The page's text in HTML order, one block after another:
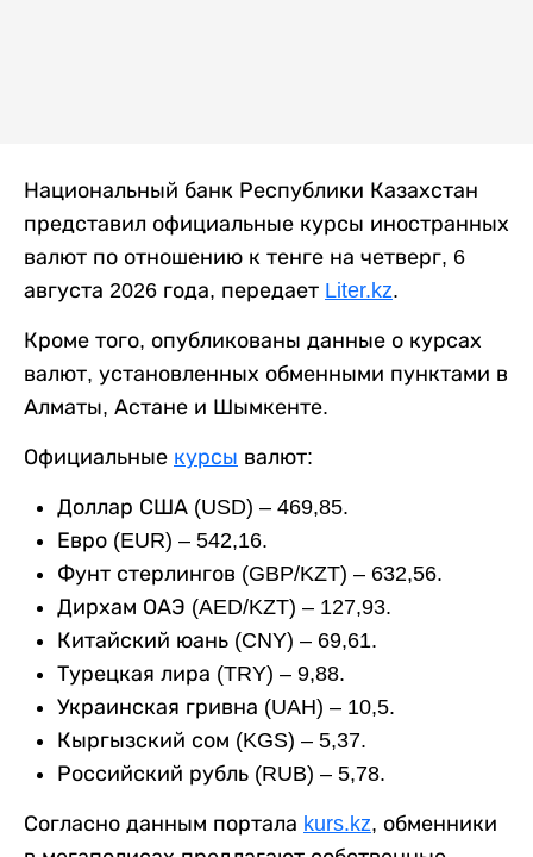
Национальный банк Республики Казахстан
представил официальные курсы иностранных
валют по отношению к тенге на четверг, 6
августа 2026 года, передает Liter.kz.
Кроме того, опубликованы данные о курсах
валют, установленных обменными пунктами в
Алматы, Астане и Шымкенте.
Официальные курсы валют:
Доллар США (USD) – 469,85.
Евро (EUR) – 542,16.
Фунт стерлингов (GBP/KZT) – 632,56.
Дирхам ОАЭ (AED/KZT) – 127,93.
Китайский юань (CNY) – 69,61.
Турецкая лира (TRY) – 9,88.
Украинская гривна (UAH) – 10,5.
Кыргызский сом (KGS) – 5,37.
Российский рубль (RUB) – 5,78.
Согласно данным портала kurs.kz, обменники